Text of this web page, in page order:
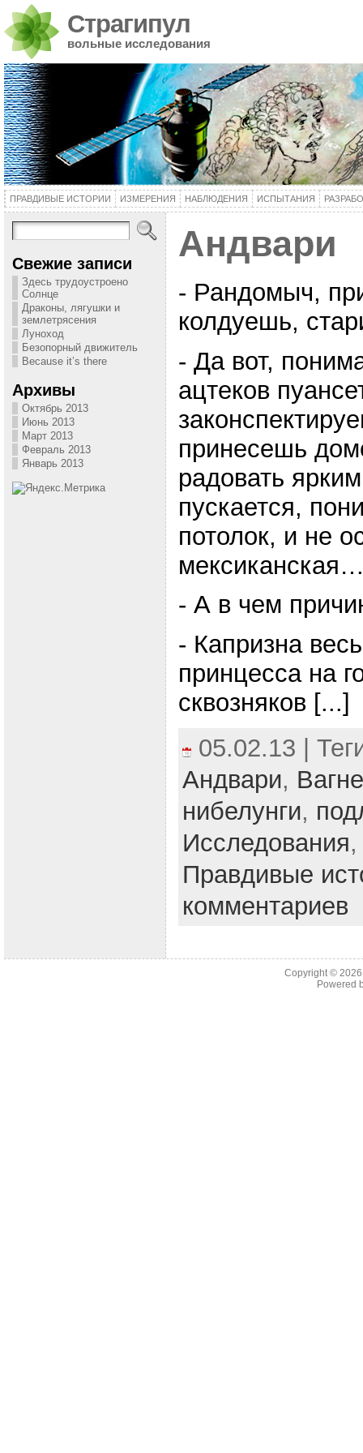
Страгипул
вольные исследования
ПРАВДИВЫЕ ИСТОРИИ ИЗМЕРЕНИЯ НАБЛЮДЕНИЯ ИСПЫТАНИЯ
Свежие записи
Здесь трудоустроено
Солнце
Драконы, лягушки и
землетрясения
Луноход
Безопорный движитель
Because it’s there
Архивы
Октябрь 2013
Июнь 2013
Март 2013
Февраль 2013
Январь 2013
Андвари
- Рандомыч,
колдуешь,
- Да вот,
ацтеков
принесешь
радовать
пускается,
потолок, и не
- А в чем
- Капризна
принцесса на
сквозняков [...]
05.02.13 |
Андвари,
нибелунги,
Исследования
Правдивые
комментариев
Copyright ©
Powered